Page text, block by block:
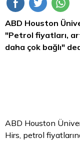
ABD Houston
"Petrol fiyatları,
daha çok bağlı"
ABD Houston
Hirs, petrol